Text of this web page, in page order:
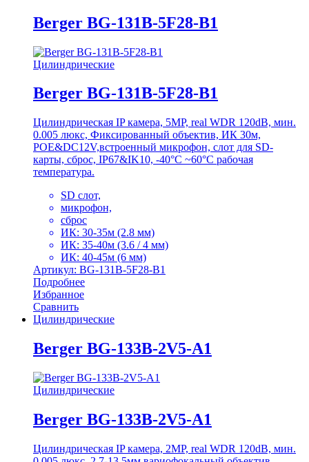
Berger BG-131B-5F28-B1
Цилиндрические
Berger BG-131B-5F28-B1
Цилиндрическая IP камера, 5MP, real WDR 120dB, мин.
0.005 люкс, Фиксированный объектив, ИК 30м,
POE&DC12V,встроенный микрофон, слот для SD-
карты, сброс, IP67&IK10, -40°C ~60°C рабочая
температура.
SD слот,
микрофон,
сброс
ИК: 30-35м (2.8 мм)
ИК: 35-40м (3.6 / 4 мм)
ИК: 40-45м (6 мм)
Артикул: BG-131B-5F28-B1
Подробнее
Избранное
Сравнить
Цилиндрические
Berger BG-133B-2V5-A1
Цилиндрические
Berger BG-133B-2V5-A1
Цилиндрическая IP камера, 2MP, real WDR 120dB, мин.